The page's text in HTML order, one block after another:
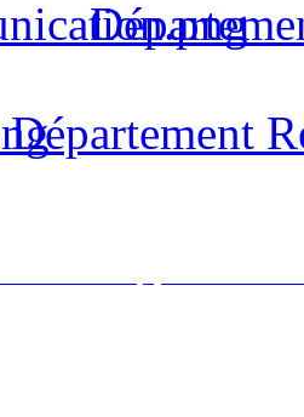
Département